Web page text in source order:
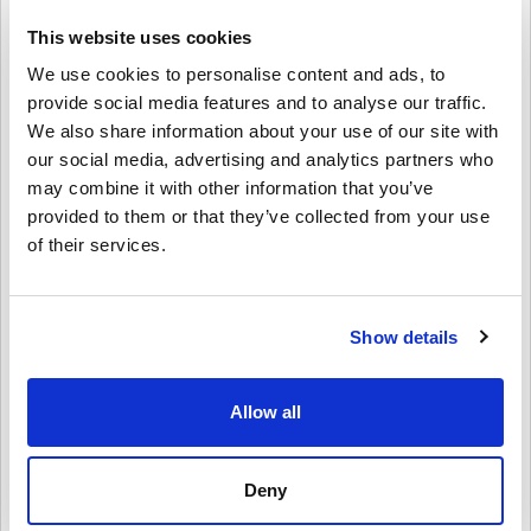
This website uses cookies
We use cookies to personalise content and ads, to
provide social media features and to analyse our traffic.
We also share information about your use of our site with
our social media, advertising and analytics partners who
may combine it with other information that you’ve
provided to them or that they’ve collected from your use
of their services.
Show details
Allow all
Deny
Perfekt som gave
Vil du overraske en venn eller et familiemedlem?
Velg beløpet, tilpass det med et design og en melding, og send
Xbox-gavekortet via e-post eller skriv det ut. Det er en rask,
fleksibel og gjennomtenkt gave – perfekt for bursdager, høytider
eller bare for å glede noen.
Slik løser du inn Xbox-gavekort
3. Velg “Løs inn kode” og skriv inn den 25-sifrede koden
EUR EU i dag!
utstyr, har dette gavekortet deg dekket. Skaff deg din Xbox-
EUR EU digitale nøkkel nå fra Livecards.net og begynn